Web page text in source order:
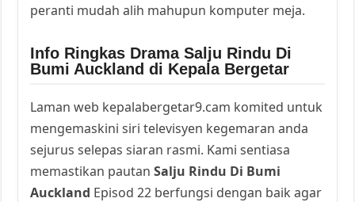
peranti mudah alih mahupun komputer meja.
Info Ringkas Drama Salju Rindu Di
Bumi Auckland di Kepala Bergetar
Laman web kepalabergetar9.cam komited untuk
mengemaskini siri televisyen kegemaran anda
sejurus selepas siaran rasmi. Kami sentiasa
memastikan pautanSalju Rindu Di Bumi
Auckland Episod 22 berfungsi dengan baik agar